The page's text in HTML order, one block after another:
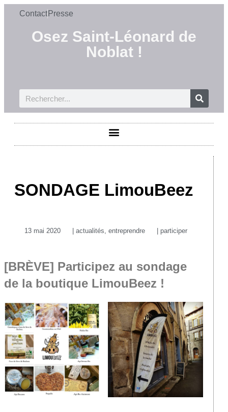
Contact Presse
Osez Saint-Léonard de
Noblat !
SONDAGE LimouBeez
13 mai 2020 actualités, entreprendre participer
[BRÈVE] Participez au sondage
de la boutique LimouBeez !